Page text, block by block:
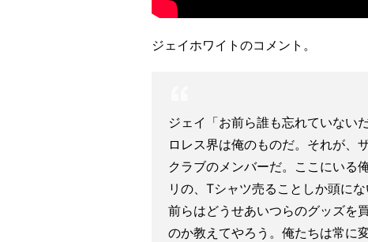
ジェイホワイトのコメント。
ジェイ「お前ら誰も忘れていな
ロレス界は俺のものだ。それが、
クラブのメンバーだ。ここにいる
リの、Tシャツ売ることしか頭に
前らはどうせあいつらのグッズを
のか教えてやろう。俺たちは常に